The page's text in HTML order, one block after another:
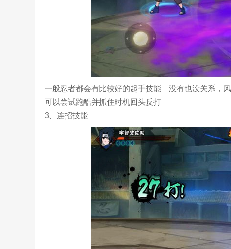
一般忍者都会有比较好的起手技能，没有也没关系，
可以尝试跑酷并抓住时机回头反打
3、连招技能